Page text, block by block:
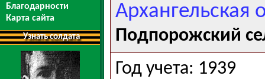
Благодарности
Карта сайта
Узнать солдата
Архангельская
Подпорожский
Год учета: 1939